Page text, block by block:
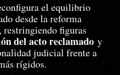
el equilibrio
desde la reforma
restringiendo figuras
del acto reclamado y
judicial frente a
rígidos.